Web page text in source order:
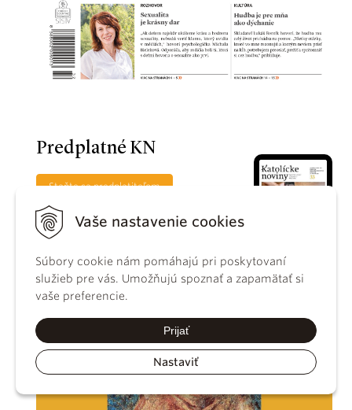
Vaše nastavenie cookies
Súbory cookie nám pomáhajú pri poskytovaní
služieb pre vás. Umožňujú spoznať a zapamätať si
vaše preferencie.
Prijať
Nastaviť
Predplatné KN
Staňte sa predplatiteľom